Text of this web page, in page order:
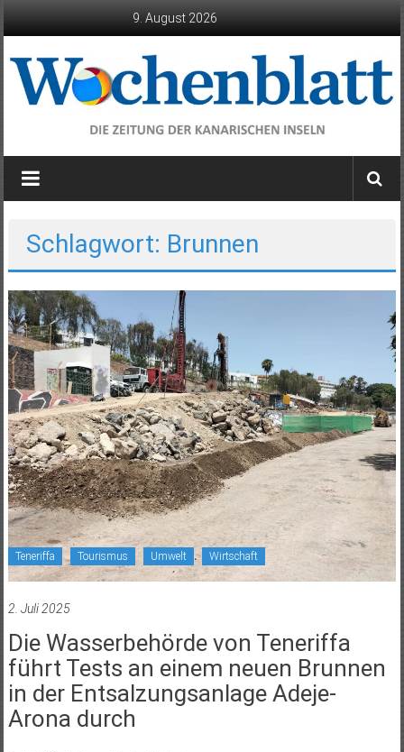
9. August 2026
Wochenblatt
die
Kanarischen
Inseln
Schlagwort: Brunnen
Teneriffa Tourismus Umwelt Wirtschaft
2. Juli 2025
Die Wasserbehörde von Teneriffa
führt Tests an einem neuen Brunnen
in der Entsalzungsanlage Adeje-
Arona durch